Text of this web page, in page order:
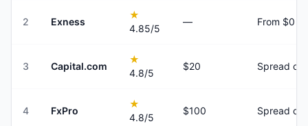
2 Exness
★
4.85/5
— From $0
3 Capital.com
★
4.8/5
$20 Spread
4 FxPro
★
4.8/5
$100 Spread